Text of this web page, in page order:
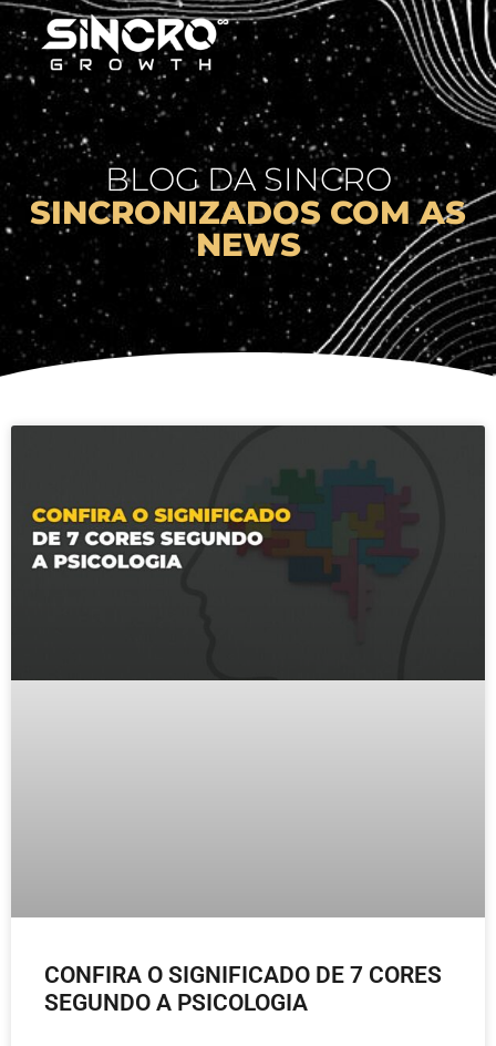
BLOG DA SINCRO
SINCRONIZADOS COM AS
NEWS
CONFIRA O SIGNIFICADO DE 7 CORES
SEGUNDO A PSICOLOGIA